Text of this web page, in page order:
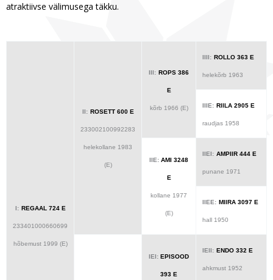
atraktiivse välimusega täkku.
I: REGAAL 724 E
233401000660699
hõbemust 1999 (E)
II: ROSETT 600 E
233002100992283
helekollane 1983
(E)
III: ROPS 386
E
kõrb 1966 (E)
IIII: ROLLO 363 E
helekõrb 1963
IIIE: RIILA 2905 E
raudjas 1958
IIE: AMI 3248
E
kollane 1977
(E)
IIEI: AMPIIR 444 E
punane 1971
IIEE: MIIRA 3097 E
hall 1950
IEI: EPISOOD
393 E
IEII: ENDO 332 E
ahkmust 1952